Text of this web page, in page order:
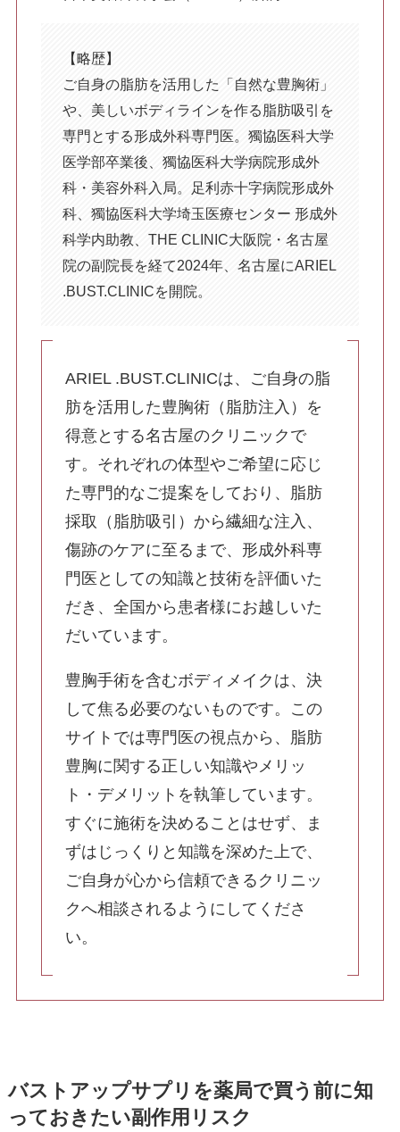
胸の脂肪吸引
お腹・ウエスト・腰の脂肪吸引
お尻・太もも・膝の脂肪吸引
SculptTyte(スカルプトタイト)
豊胸手術
脂肪注入豊胸
コンデンスリッチファット（CRF）豊胸
シリコンバッグ豊胸・ハイブリッド豊胸・抜
最新シリコンバック豊胸 プリザベ
その他（乳輪縮小・乳頭縮小）
- 当院について
- 初めての方へ
- 料金表
- 院長紹介
【略歴】
ご自身の脂肪を活用した「自然な豊胸術」
や、美しいボディラインを作る脂肪吸引を
専門とする形成外科専門医。獨協医科大学
医学部卒業後、獨協医科大学病院形成外
科・美容外科入局。足利赤十字病院形成外
科、獨協医科大学埼玉医療センター 形成外
科学内助教、THE CLINIC大阪院・名古屋
院の副院長を経て2024年、名古屋にARIEL
.BUST.CLINICを開院。
ARIEL .BUST.CLINICは、ご自身の脂
肪を活用した豊胸術（脂肪注入）を
得意とする名古屋のクリニックで
す。それぞれの体型やご希望に応じ
た専門的なご提案をしており、脂肪
採取（脂肪吸引）から繊細な注入、
傷跡のケアに至るまで、形成外科専
門医としての知識と技術を評価いた
だき、全国から患者様にお越しいた
だいています。
豊胸手術を含むボディメイクは、決
して焦る必要のないものです。この
サイトでは専門医の視点から、脂肪
豊胸に関する正しい知識やメリッ
ト・デメリットを執筆しています。
すぐに施術を決めることはせず、ま
ずはじっくりと知識を深めた上で、
ご自身が心から信頼できるクリニッ
クへ相談されるようにしてくださ
い。
バストアップサプリを薬局で買う前に知
っておきたい副作用リスク